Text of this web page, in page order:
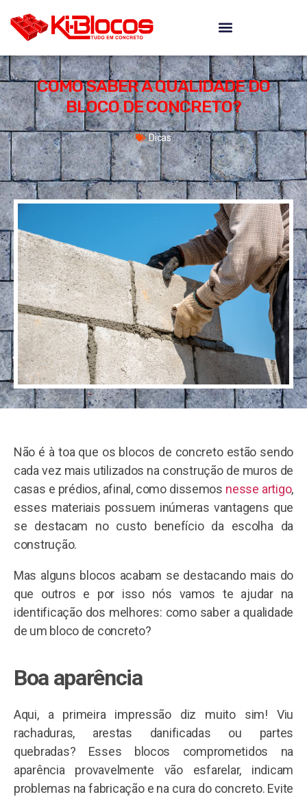
COMO SABER A QUALIDADE DO
BLOCO DE CONCRETO?
Dicas
Não é à toa que os blocos de concreto estão sendo
cada vez mais utilizados na construção de muros de
casas e prédios, afinal, como dissemos nesse artigo,
esses materiais possuem inúmeras vantagens que
se destacam no custo benefício da escolha da
construção.
Mas alguns blocos acabam se destacando mais do
que outros e por isso nós vamos te ajudar na
identificação dos melhores: como saber a qualidade
de um bloco de concreto?
Boa aparência
Aqui, a primeira impressão diz muito sim! Viu
rachaduras, arestas danificadas ou partes
quebradas? Esses blocos comprometidos na
aparência provavelmente vão esfarelar, indicam
problemas na fabricação e na cura do concreto. Evite